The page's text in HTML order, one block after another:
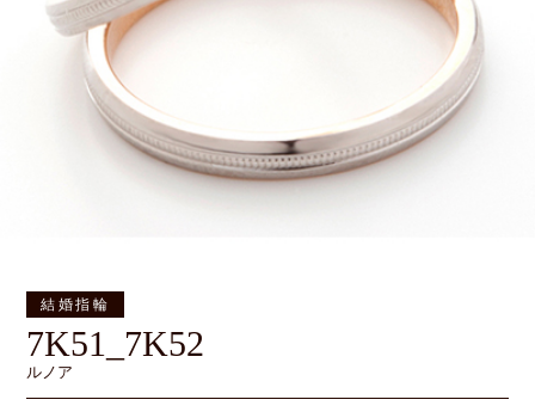
結婚指輪
7K51_7K52
ルノア